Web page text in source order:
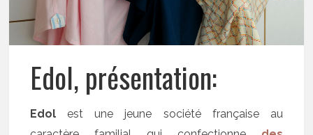
Edol, présentation:
Edol est une jeune société française au